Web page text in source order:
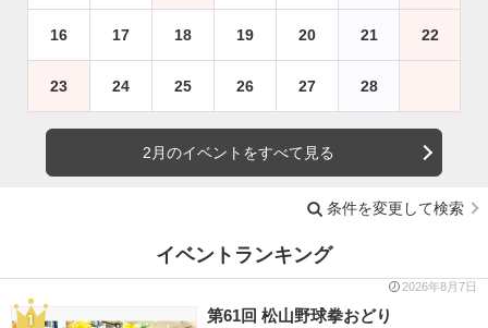
16 17 18 19 20 21 22
23 24 25 26 27 28
2月のイベントをすべて見る
条件を変更して検索
イベントランキング
2026年8月7日
第61回 松山野球拳おどり